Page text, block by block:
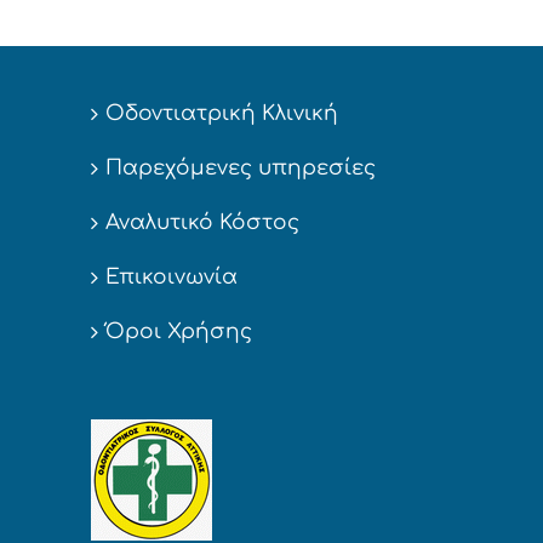
Οδοντιατρική Κλινική
Παρεχόμενες υπηρεσίες
Αναλυτικό Κόστος
Επικοινωνία
Όροι Χρήσης